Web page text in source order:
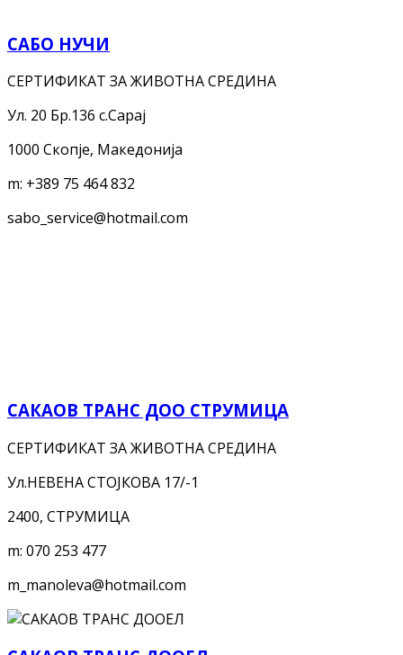
САБО НУЧИ
СЕРТИФИКАТ ЗА ЖИВОТНА СРЕДИНА
Ул. 20 Бр.136 с.Сарај
1000 Скопје, Македонија
m: +389 75 464 832
sabo_service@hotmail.com
САКАОВ ТРАНС ДОО СТРУМИЦА
СЕРТИФИКАТ ЗА ЖИВОТНА СРЕДИНА
Ул.НЕВЕНА СТОЈКОВА 17/-1
2400, СТРУМИЦА
m: 070 253 477
m_manoleva@hotmail.com